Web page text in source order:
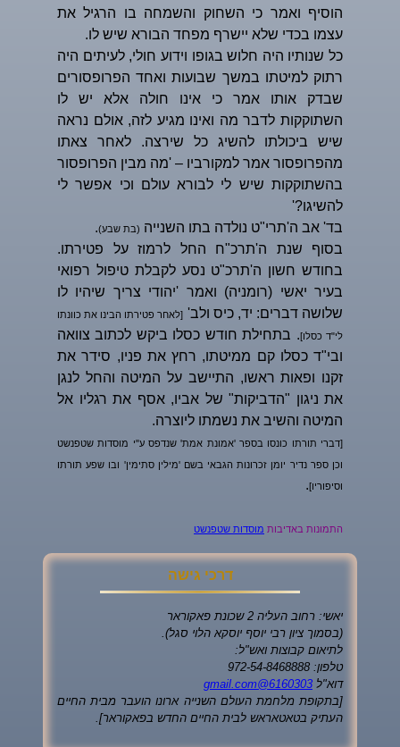
הוסיף ואמר כי השחוק והשמחה בו הרגיל את
עצמו בכדי שלא יישרף מפחד הבורא שיש לו.
כל שנותיו היה חלוש בגופו וידוע חולי, לעיתים היה
רתוק למיטתו במשך שבועות ואחד הפרופסורים
שבדק אותו אמר כי אינו חולה אלא יש לו
השתוקקות לדבר מה ואינו מגיע לזה, אולם נראה
שיש ביכולתו להשיג כל שירצה. לאחר צאתו
מהפרופסור אמר למקורביו – 'מה מבין הפרופסור
בהשתוקקות שיש לי לבורא עולם וכי אפשר לי
להשיגו?'
בד' אב ה'תרי"ט נולדה בתו השנייה (בת שבע).
בסוף שנת ה'תרכ"ח החל לרמוז על פטירתו.
בחודש חשון ה'תרכ"ט נסע לקבלת טיפול רפואי
בעיר יאשי (רומניה) ואמר 'יהודי צריך שיהיו לו
שלושה דברים: יד, כיס ולב' [לאחר פטירתו הבינו את כוונתו
לי"ד כסלו]. בתחילת חודש כסלו ביקש לכתוב צוואה
ובי"ד כסלו קם ממיטתו, רחץ את פניו, סידר את
זקנו ופאות ראשו, התיישב על המיטה והחל לנגן
את ניגון "הדביקות" של אביו, אסף את רגליו אל
המיטה והשיב את נשמתו ליוצרה.
[דברי תורתו כונסו בספר 'אמונת אמת' שנדפס ע"י מוסדות שטפנשט
וכן ספר נדיר יומן זכרונות הגבאי בשם 'מילין סתימין' ובו שפע תורתו
וסיפוריו].
התמונות באדיבות מוסדות שטפנשט
דרכי גישה
יאשי: רחוב העליה 2 שכונת פאקוראר
(בסמוך ציון רבי יוסף יוסקא הלוי סגל).
לתיאום קבוצות ואש"ל:
טלפון: 972-54-8468888
דוא"ל 6160303@gmail.com
[בתקופת מלחמת העולם השנייה ארונו הועבר מבית החיים
העתיק בטאטאראש לבית החיים החדש בפאקוראר].